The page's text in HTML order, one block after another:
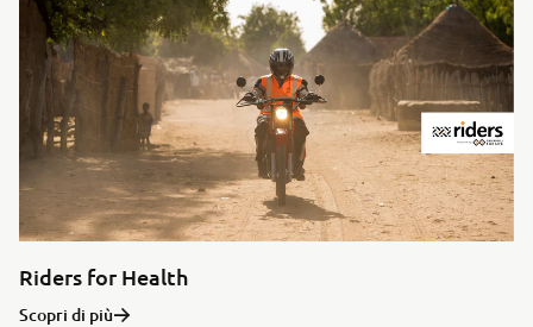
Riders for Health
Scopri di più